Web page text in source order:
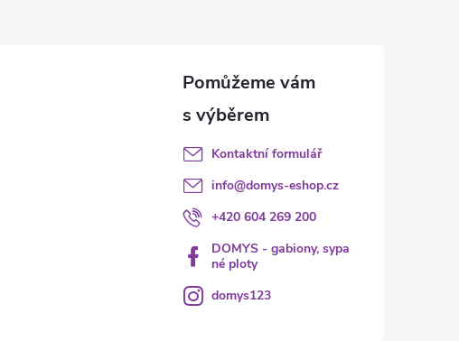
Kontaktní formulář
info@domys-eshop.cz
+420 604 269 200
DOMYS - gabiony, sypa
né ploty
domys123